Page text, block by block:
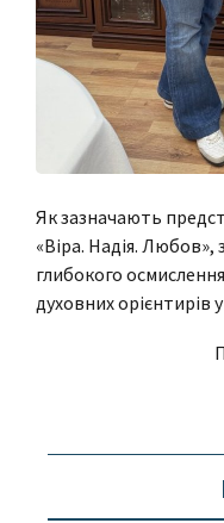
Як зазначають
«Віра. Надія. Любов»,
глибокого
духовних орієнтирів